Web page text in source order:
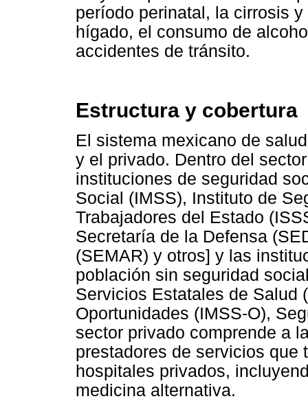
período perinatal, la cirrosis
hígado, el consumo de
accidentes de tránsito.
Estructura y cobertura
El sistema mexicano de
y el privado. Dentro del
instituciones de seguridad
Social (IMSS), Instituto de
Trabajadores del Estado
Secretaría de la Defensa
(SEMAR) y otros] y las
población sin seguridad
Servicios Estatales de Salud
Oportunidades (IMSS-O),
sector privado comprende a
prestadores de servicios
hospitales privados,
medicina alternativa.